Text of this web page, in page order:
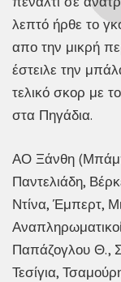
λεπτό ήρθε το
απο την μικρή
έστειλε την
τελικό σκορ με
στα Πηγάδια.
ΑΟ Ξάνθη
Παντελιάδη,
Ντίνα, Έμπερτ,
Παπάζογλου Θ.,
Τεσίγια,